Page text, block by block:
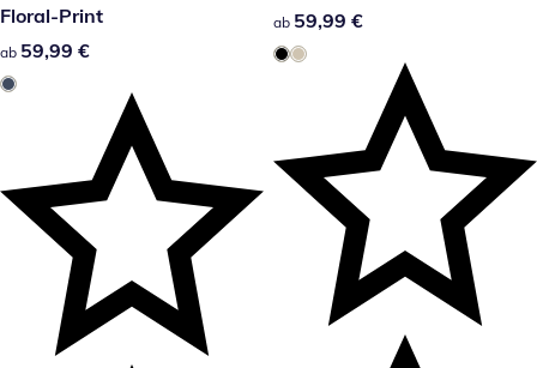
Floral-Print
59,99 €
ab 59,99 €
59,99 €
ab 59,99 €